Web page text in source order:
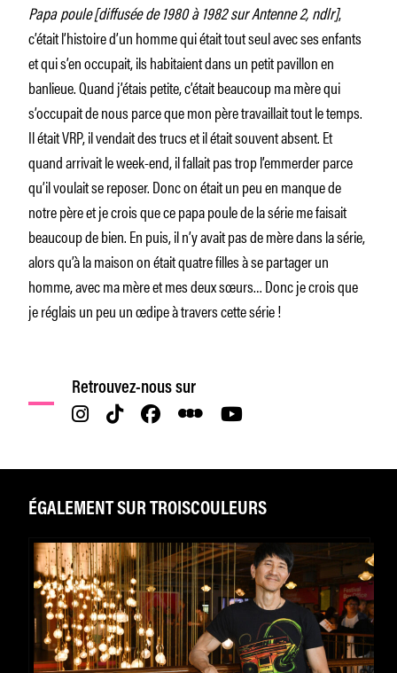
Papa poule[diffusée de 1980 à 1982 sur Antenne 2, ndlr],
c’était l’histoire d’un homme qui était tout seul avec ses enfants
et qui s’en occupait, ils habitaient dans un petit pavillon en
banlieue. Quand j’étais petite, c’était beaucoup ma mère qui
s’occupait de nous parce que mon père travaillait tout le temps.
Il était VRP, il vendait des trucs et il était souvent absent. Et
quand arrivait le week-end, il fallait pas trop l’emmerder parce
qu’il voulait se reposer. Donc on était un peu en manque de
notre père et je crois que ce papa poule de la série me faisait
beaucoup de bien. En puis, il n’y avait pas de mère dans la série,
alors qu’à la maison on était quatre filles à se partager un
homme, avec ma mère et mes deux sœurs… Donc je crois que
je réglais un peu un œdipe à travers cette série !
Retrouvez-nous sur
ÉGALEMENT SUR TROISCOULEURS